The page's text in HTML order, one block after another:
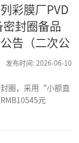
彩膜厂PVD
封圈备品
告（二次公
发布时间: 2026-06-10
圈，采用“小额直
元